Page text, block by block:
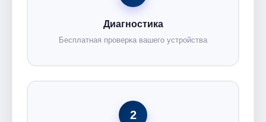
Диагностика
Бесплатная проверка вашего устройства
2